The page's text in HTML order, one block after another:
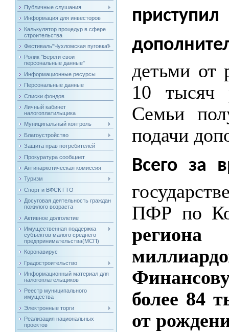
Публичные слушания
Информация для инвесторов
Калькулятор процедур в сфере
строительства
Фестиваль"Чухломская пуговка"
Ролик "Береги свои
персональные данные"
Информационные ресурсы
Персональные данные
Списки фондов
Личный кабинет
налогоплатильщика
Муниципальный контроль
Благоустройство
Защита прав потребителей
Прокуратура сообщает
Антинаркотическая комиссия
Туризм
Спорт и ВФСК ГТО
Досуговая деятельность граждан
пожилого возраста
Активное долголетие
Имущественная поддержка
субъектов малого среднего
предпринимательства(МСП)
Коронавирус
Градостроительство
Информационный материал для
налогоплательщиков
Реестр муниципального
имущества
Электронные торги
Реализация национальных
проектов
детьми от
10 тысяч
Семьи
подачи
Всего за
ПФР по
более 84
от